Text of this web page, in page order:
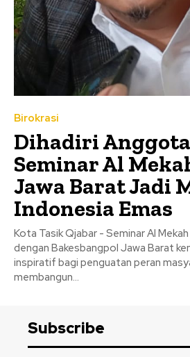
Birokrasi
Dihadiri Anggota
Seminar Al
Jawa Barat Jadi
Indonesia Emas
Kota Tasik Qjabar - Seminar Al
dengan Bakesbangpol Jawa Barat
inspiratif bagi penguatan peran
membangun...
Subscribe